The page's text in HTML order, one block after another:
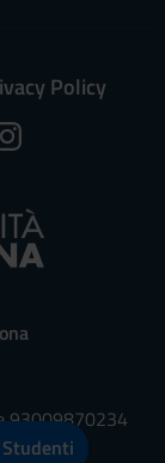
Policy
93009870234